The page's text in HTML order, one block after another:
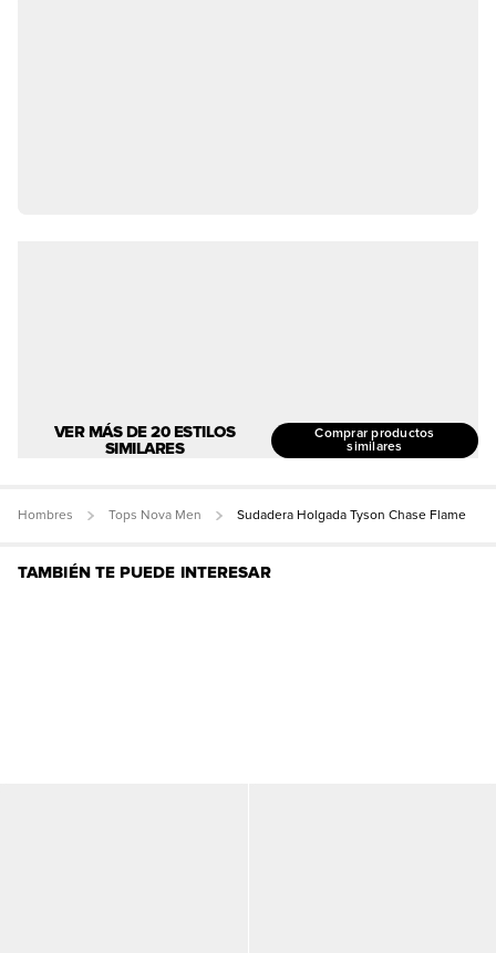
VER MÁS DE 20 ESTILOS
SIMILARES
Comprar productos
similares
Hombres Tops Nova Men Sudadera Holgada Tyson Chase Flame
TAMBIÉN TE PUEDE INTERESAR